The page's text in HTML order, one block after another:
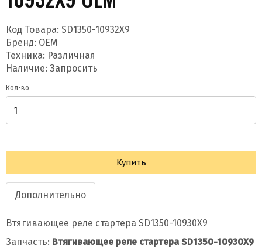
Код Товара: SD1350-10932X9
Бренд: OEM
Техника: Различная
Наличие: Запросить
Кол-во
Купить
Дополнительно
Втягивающее реле стартера SD1350-10930X9
Запчасть: Втягивающее реле стартера SD1350-10930X9